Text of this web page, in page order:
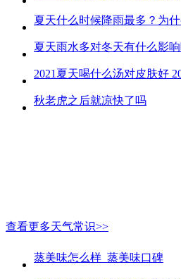
夏天什么时候降雨最多？为
2021夏天喝什么汤对皮肤好
秋老虎之后就凉快了吗
查看更多天气常识>>
蒸美味怎么样_蒸美味口碑